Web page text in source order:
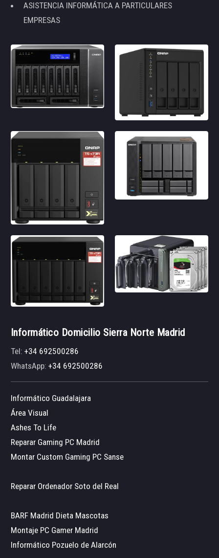
ASISTENCIA INFORMÁTICA A PARTICULARES
EMPRESAS
Informático Domicilio Sierra Norte Madrid
Tel:+34 692500286
WhatsApp:+34 692500286
Informático Guadalajara
Área Visual
Ashes To Life
Reparar Gaming PC Madrid
Montar Custom Gaming PC Sanse
Reparar Ordenador Soto del Real
BARF Madrid Dieta Mascotas
Montaje PC Gamer Madrid
Informático Pozuelo de Alarcón